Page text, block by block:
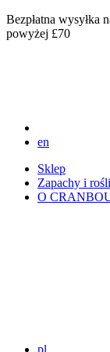
Bezpłatna wysyłka
powyżej £70
en
Sklep
Zapachy i
O
pl